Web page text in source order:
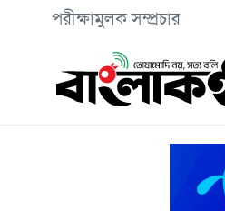
পরীক্ষামুলক সম্প্রচার